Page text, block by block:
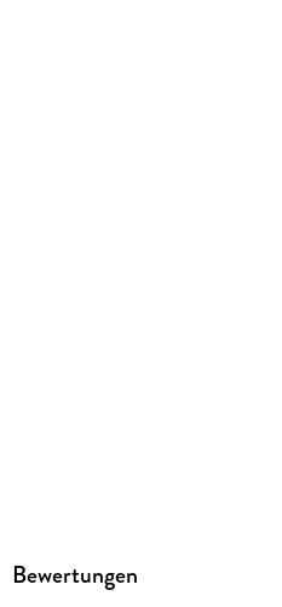
Bewertungen